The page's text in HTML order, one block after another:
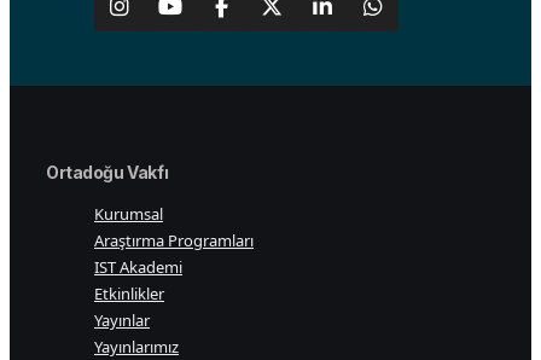
Ortadoğu Vakfı
Kurumsal
Araştırma Programları
IST Akademi
Etkinlikler
Yayınlar
Yayınlarımız